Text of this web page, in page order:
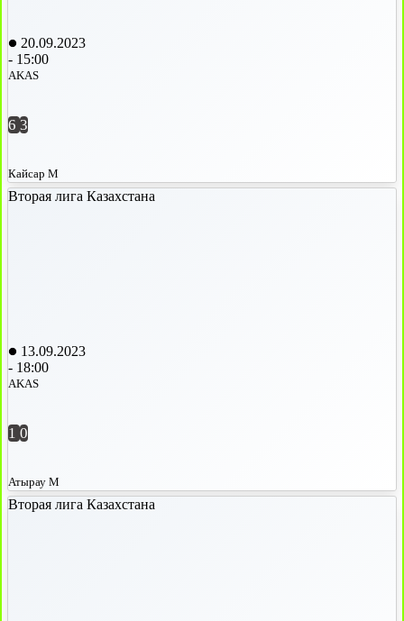
20.09.2023
- 15:00
AKAS
6 3
Кайсар М
Вторая лига Казахстана
13.09.2023
- 18:00
AKAS
1 0
Атырау М
Вторая лига Казахстана